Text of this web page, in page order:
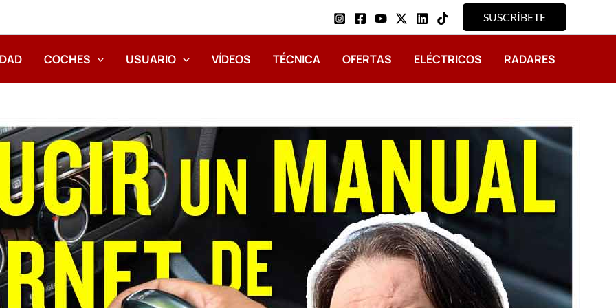
SUSCRÍBETE
COCHES USUARIO VÍDEOS TÉCNICA OFERTAS ELÉCTRICOS RADARES